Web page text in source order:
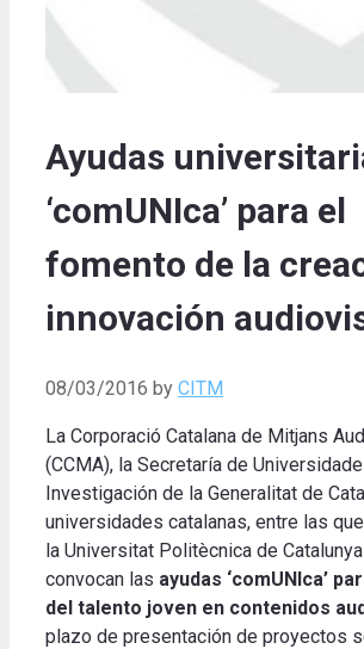
Ayudas
‘comUNIca’ para el
fomento de la
innovación
08/03/2016 by CITM
La Corporació Catalana de Mitjans
(CCMA), la Secretaría de
Investigación de la Generalitat de
universidades catalanas, entre las
la Universitat Politècnica de
convocan las ayudas ‘comUNIca’
del talento joven en contenidos
plazo de presentación de proyectos